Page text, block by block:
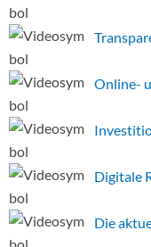
Online-
Digitale
Die